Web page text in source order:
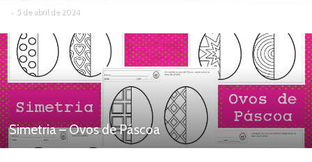
- 5 de abril de 2024
Simetria – Ovos de Páscoa